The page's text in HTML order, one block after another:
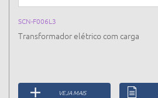
SCN-F006L3
Transformador elétrico com carga
VEJA MAIS